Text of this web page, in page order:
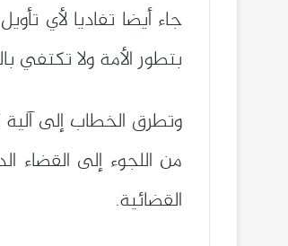
جاء أيضا تفاديا لأي
بتطور الأمة ولا تكتفي
وتطرق الخطاب إلى آلية
من اللجوء إلى القضاء
القضائية.